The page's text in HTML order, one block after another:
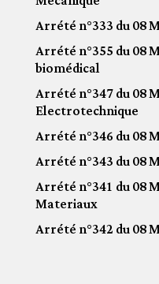
Arrété n°333 du 08
Arrété n°355 du 08
biomédical
Arrété n°347 du 08
Electrotechnique
Arrété n°346 du 08
Arrété n°343 du 08
Arrété n°341 du 08
Materiaux
Arrété n°342 du 08